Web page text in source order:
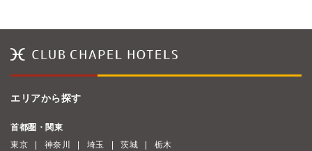
エリアから探す
首都圏・関東
東京
神奈川 埼玉 茨城 栃木